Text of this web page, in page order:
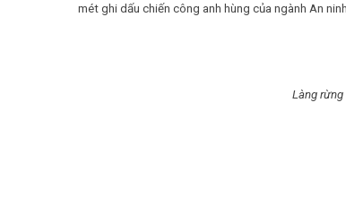
mét ghi dấu chiến công anh hùng của ngành An
Làng rừng